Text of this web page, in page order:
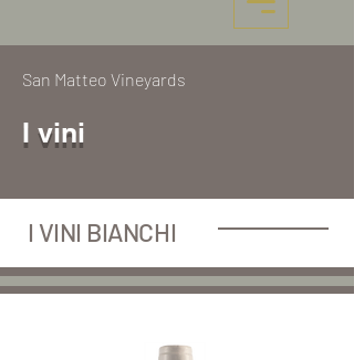
San Matteo Vineyards
I vini
I VINI BIANCHI